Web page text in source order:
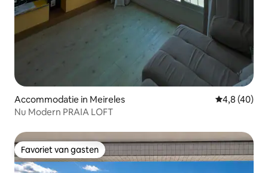
Accommodatie in Meireles
4,8 (40)
Nu Modern PRAIA LOFT
Favoriet van gasten
Favoriet van gasten